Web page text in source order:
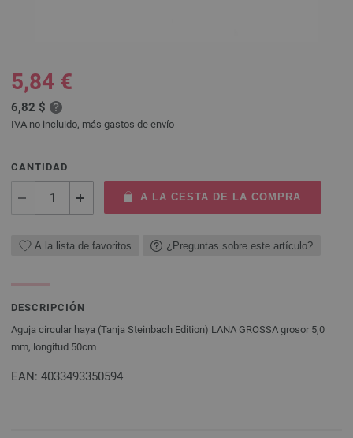
5,84 €
6,82 $
IVA no incluido, más gastos de envío
CANTIDAD
A LA CESTA DE LA COMPRA
A la lista de favoritos ¿Preguntas sobre este artículo?
DESCRIPCIÓN
Aguja circular haya (Tanja Steinbach Edition) LANA GROSSA grosor 5,0
mm, longitud 50cm
EAN: 4033493350594